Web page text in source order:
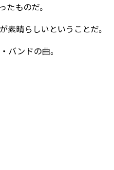
たものだ。
素晴らしいということだ。
バンドの曲。